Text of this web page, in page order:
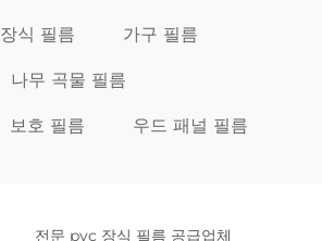
장식 필름 가구 필름
나무 곡물 필름
보호 필름 우드 패널 필름
전문 pvc 장식 필름 공급업체